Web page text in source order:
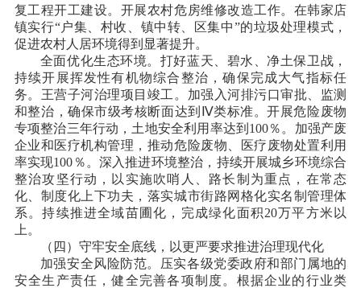
复工程开工建设。开展农村危房维修改造工作。在韩家店
镇实行“户集、村收、镇中转、区集中”的垃圾处理模式，
促进农村人居环境得到显著提升。
全面优化生态环境。打好蓝天、碧水、净土保卫战，
持续开展挥发性有机物综合整治，确保完成大气指标任
务。王营子河治理项目竣工。加强入河排污口审批、监测
和整治，确保市级考核断面达到 Ⅳ类标准。开展危险废物
专项整治三年行动，土地安全利用率达到100％。加强产废
企业和医疗机构管理，推动危险废物、医疗废物处置利用
率实现100％。深入推进环境整治，持续开展城乡环境综合
整治攻坚行动，以实施吹哨人、路长制为重点，在常态
化、制度化上下功夫，落实城市街路网格化实名制管理体
系。持续推进全域苗圃化，完成绿化面积20万平方米以
上。
（四）守牢安全底线，以更严要求推进治理现代化
加强安全风险防范。压实各级党委政府和部门属地的
安全生产责任，健全完善各项制度。根据企业的行业类